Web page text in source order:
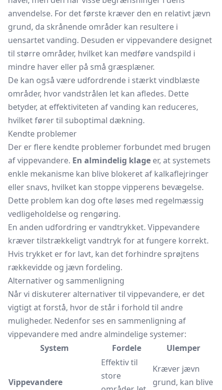
anvendelse. For det første kræver den en relativt jævn
grund, da skrånende områder kan resultere i
uensartet vanding. Desuden er vippevandere designet
til større områder, hvilket kan medføre vandspild i
mindre haver eller på små græsplæner.
De kan også være udfordrende i stærkt vindblæste
områder, hvor vandstrålen let kan afledes. Dette
betyder, at effektiviteten af vanding kan reduceres,
hvilket fører til suboptimal dækning.
Kendte problemer
Der er flere kendte problemer forbundet med brugen
af vippevandere. En almindelig klage er, at systemets
enkle mekanisme kan blive blokeret af kalkaflejringer
eller snavs, hvilket kan stoppe vipperens bevægelse.
Dette problem kan dog ofte løses med regelmæssig
vedligeholdelse og rengøring.
En anden udfordring er vandtrykket. Vippevandere
kræver tilstrækkeligt vandtryk for at fungere korrekt.
Hvis trykket er for lavt, kan det forhindre sprøjtens
rækkevidde og jævn fordeling.
Alternativer og sammenligning
Når vi diskuterer alternativer til vippevandere, er det
vigtigt at forstå, hvor de står i forhold til andre
muligheder. Nedenfor ses en sammenligning af
vippevandere med andre almindelige systemer:
System
Fordele Ulemper
Vippevandere
Effektiv til
store
Kræver jævn
grund, kan blive